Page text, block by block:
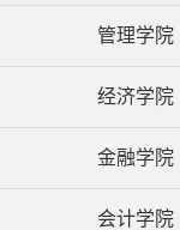
管理学院
经济学院
金融学院
会计学院